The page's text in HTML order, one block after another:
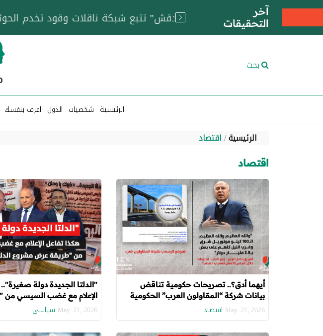
آخر
التحقيقات
خزان عائم.. "متصدقش"
بحث
الرئيسية شخصيات الدول اعرف بنفسك
الرئيسية اقتصاد
اقتصاد
أيهما أدق؟.. تصريحات حكومية تناقض
بيانات شركة “المقاولون العرب” الحكومية
May. 21, 2026 اقتصاد
"الدلتا الجديدة دولة
الإعلام مع غضب السيسي
مشروع الدلتا الجديدة"
May. 21, 2026 سياسي